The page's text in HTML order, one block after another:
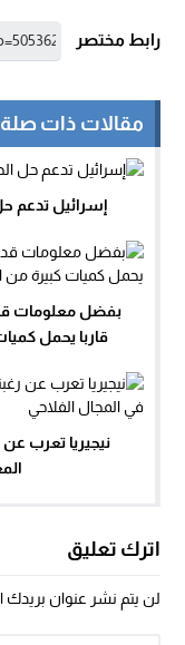
رابط مختصر
مقالات ذات صلة
إسرائيل تدعم
بفضل معلومات
قاربا يحمل
نيجيريا تعرب
اترك تعليق
لن يتم نشر عنوان بريدك